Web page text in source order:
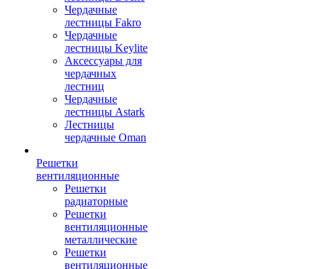
Чердачные
лестницы Fakro
Чердачные
лестницы Keylite
Аксессуары для
чердачных
лестниц
Чердачные
лестницы Astark
Лестницы
чердачные Oman
Решетки
вентиляционные
Решетки
радиаторные
Решетки
вентиляционные
металлические
Решетки
вентиляционные